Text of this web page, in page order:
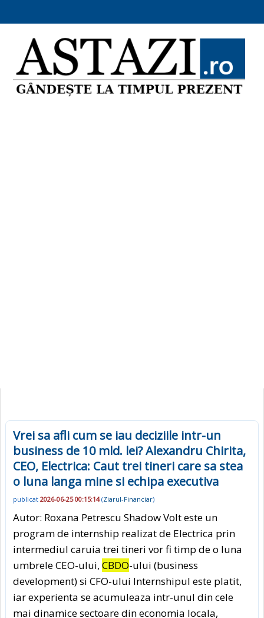
Vrei sa afli cum se iau deciziile intr-un
business de 10 mld. lei? Alexandru Chirita,
CEO, Electrica: Caut trei tineri care sa stea
o luna langa mine si echipa executiva
publicat 2026-06-25 00:15:14(Ziarul-Financiar)
Autor: Roxana Petrescu Shadow Volt este un
program de internship realizat de Electrica prin
intermediul caruia trei tineri vor fi timp de o luna
umbrele CEO-ului, CBDO-ului (business
development) si CFO-ului Internshipul este platit,
iar experienta se acumuleaza intr-unul din cele
mai dinamice sectoare din economia locala,